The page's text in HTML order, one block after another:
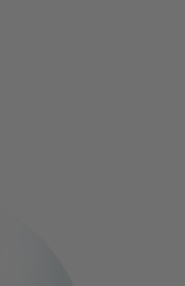
& Agriculture